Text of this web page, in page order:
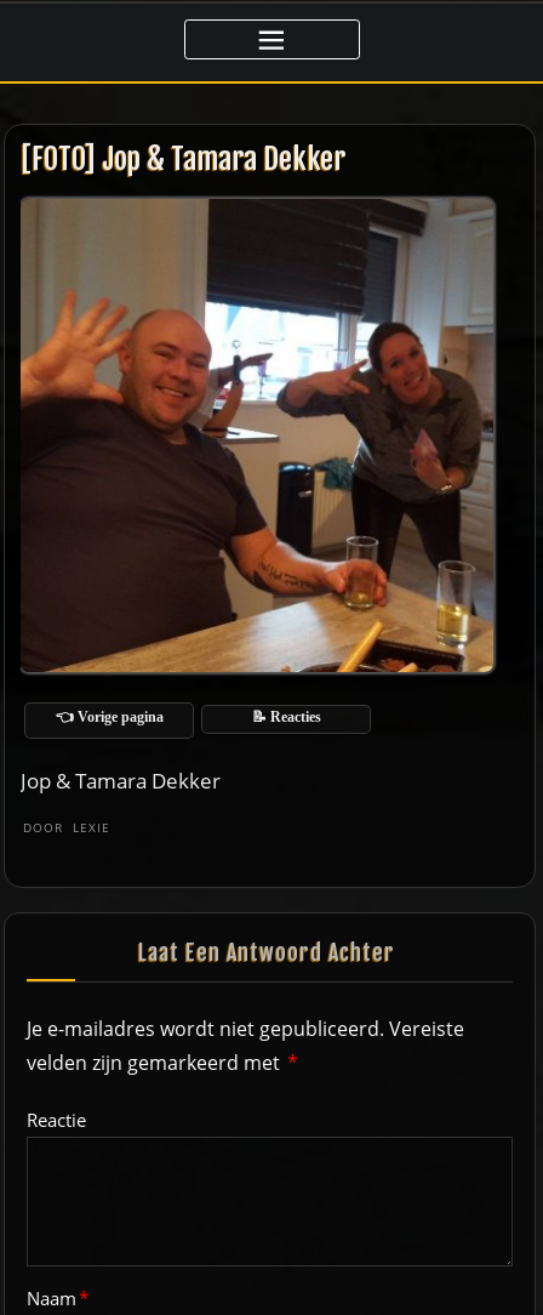
de
inhoud
[FOTO] Jop & Tamara Dekker
👈 Vorige pagina 📝 Reacties
Jop & Tamara Dekker
DOOR LEXIE
Laat Een Antwoord Achter
Je e-mailadres wordt niet gepubliceerd. Vereiste
velden zijn gemarkeerd met *
Reactie
Naam*